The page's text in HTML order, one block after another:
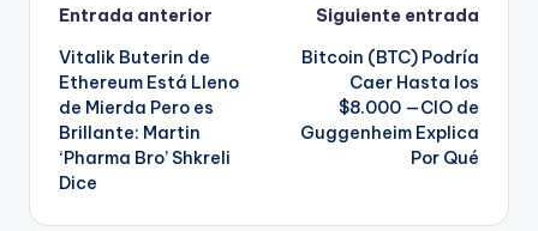
Navegación
de
entradas
Entrada anterior
Vitalik Buterin de
Ethereum Está Lleno
de Mierda Pero es
Brillante: Martin
‘Pharma Bro’ Shkreli
Dice
Siguiente entrada
Bitcoin (BTC) Podría
Caer Hasta los
$8.000 —CIO de
Guggenheim Explica
Por Qué